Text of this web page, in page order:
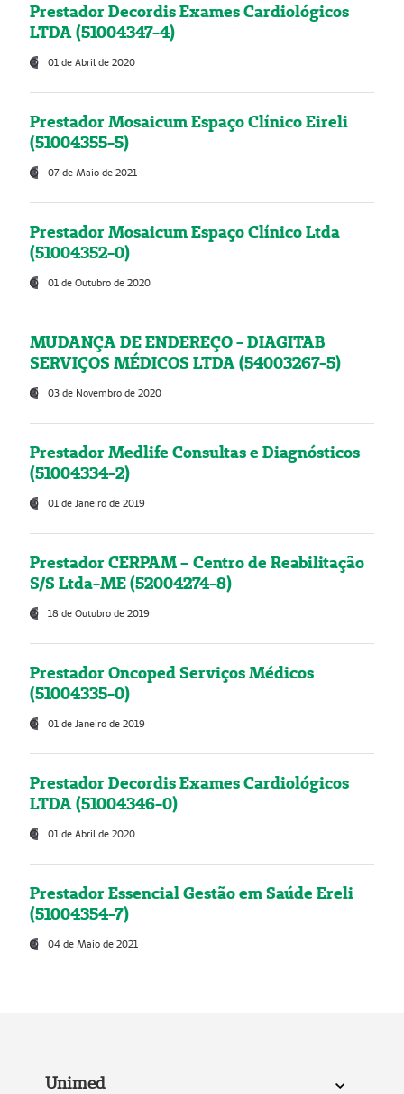
Prestador Decordis Exames Cardiológicos
LTDA (51004347-4)
01 de Abril de 2020
Prestador Mosaicum Espaço Clínico Eireli
(51004355-5)
07 de Maio de 2021
Prestador Mosaicum Espaço Clínico Ltda
(51004352-0)
01 de Outubro de 2020
MUDANÇA DE ENDEREÇO - DIAGITAB
SERVIÇOS MÉDICOS LTDA (54003267-5)
03 de Novembro de 2020
Prestador Medlife Consultas e Diagnósticos
(51004334-2)
01 de Janeiro de 2019
Prestador CERPAM – Centro de Reabilitação
S/S Ltda-ME (52004274-8)
18 de Outubro de 2019
Prestador Oncoped Serviços Médicos
(51004335-0)
01 de Janeiro de 2019
Prestador Decordis Exames Cardiológicos
LTDA (51004346-0)
01 de Abril de 2020
Prestador Essencial Gestão em Saúde Ereli
(51004354-7)
04 de Maio de 2021
Unimed